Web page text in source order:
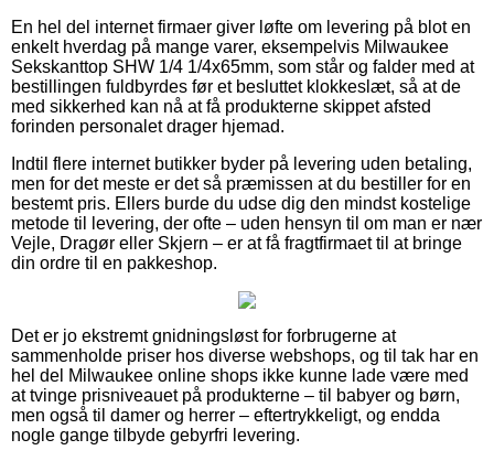
En hel del internet firmaer giver løfte om levering på blot en
enkelt hverdag på mange varer, eksempelvis Milwaukee
Sekskanttop SHW 1/4 1/4x65mm, som står og falder med at
bestillingen fuldbyrdes før et besluttet klokkeslæt, så at de
med sikkerhed kan nå at få produkterne skippet afsted
forinden personalet drager hjemad.
Indtil flere internet butikker byder på levering uden betaling,
men for det meste er det så præmissen at du bestiller for en
bestemt pris. Ellers burde du udse dig den mindst kostelige
metode til levering, der ofte – uden hensyn til om man er nær
Vejle, Dragør eller Skjern – er at få fragtfirmaet til at bringe
din ordre til en pakkeshop.
Det er jo ekstremt gnidningsløst for forbrugerne at
sammenholde priser hos diverse webshops, og til tak har en
hel del Milwaukee online shops ikke kunne lade være med
at tvinge prisniveauet på produkterne – til babyer og børn,
men også til damer og herrer – eftertrykkeligt, og endda
nogle gange tilbyde gebyrfri levering.